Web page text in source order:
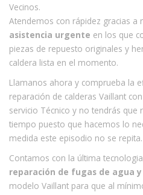
Vecinos.
Atendemos con rápidez gracias a
asistencia urgente en los que
piezas de repuesto originales y
caldera lista en el momento.
Llamanos ahora y comprueba la
reparación de calderas Vaillant
servicio Técnico y no tendrás
tiempo puesto que hacemos lo
medida este episodio no se repita.
Contamos con la última
reparación de fugas de agua
modelo Vaillant para que al